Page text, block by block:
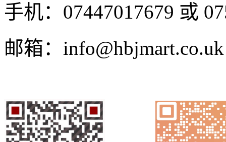
手机：07447017679 或
邮箱： info@hbjmart.co.uk